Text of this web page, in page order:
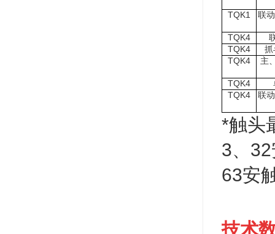
TQK1 联
TQK4
TQK4 抓
TQK4 主
TQK4
TQK4 联
*触头
3、
63安
技术